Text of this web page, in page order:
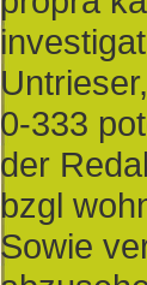
0-333
der
bzgl
Sowie